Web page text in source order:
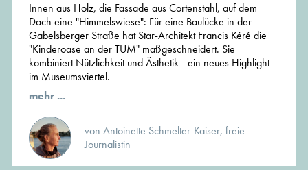
Innen aus Holz, die Fassade aus Cortenstahl, auf dem
Dach eine "Himmelswiese": Für eine Baulücke in der
Gabelsberger Straße hat Star-Architekt Francis Kéré die
"Kinderoase an der TUM" maßgeschneidert. Sie
kombiniert Nützlichkeit und Ästhetik - ein neues Highlight
im Museumsviertel.
mehr ...
von Antoinette Schmelter-Kaiser, freie
Journalistin